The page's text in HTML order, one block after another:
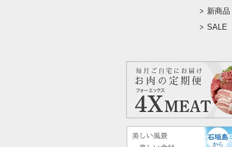
新商品
SALE